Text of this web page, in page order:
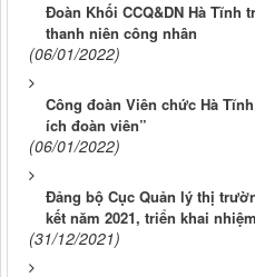
Đoàn Khối CCQ&DN Hà Tĩnh
thanh niên công nhân
(06/01/2022)
Công đoàn Viên chức Hà
ích đoàn viên”
(06/01/2022)
Đảng bộ Cục Quản lý thị
kết năm 2021, triển khai
(31/12/2021)